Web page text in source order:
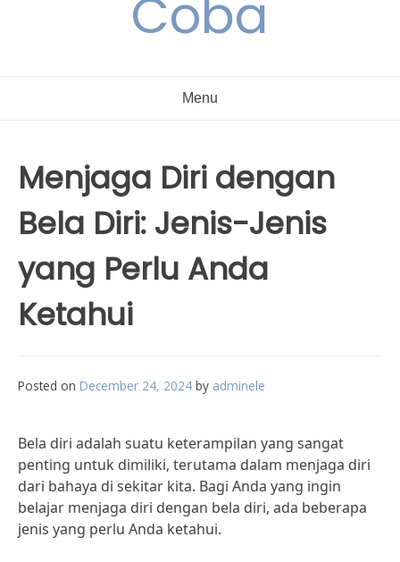
Coba
Menu
Menjaga Diri dengan
Bela Diri: Jenis-Jenis
yang Perlu Anda
Ketahui
Posted on December 24, 2024 by adminele
Bela diri adalah suatu keterampilan yang sangat
penting untuk dimiliki, terutama dalam menjaga diri
dari bahaya di sekitar kita. Bagi Anda yang ingin
belajar menjaga diri dengan bela diri, ada beberapa
jenis yang perlu Anda ketahui.